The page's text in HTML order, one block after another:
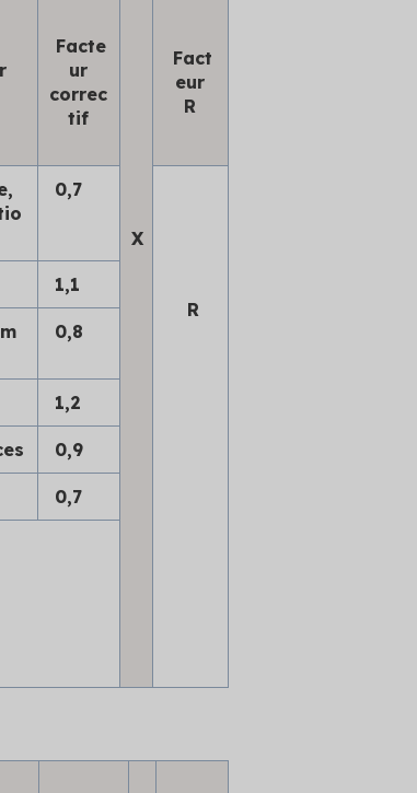
Facte
ur
correc
tif
X
Fact
eur
R
0,7
R
1,1
0,8
1,2
0,9
0,7